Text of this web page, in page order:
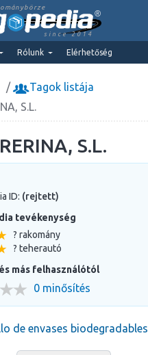
since 2014
Rólunk Elérhetőség
Tagok listája
S.L.
S.L.
ID: (rejtett)
tevékenység
? rakomány
? teherautó
más felhasználótól
0 minősítés
de envases biodegradables